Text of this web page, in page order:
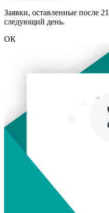
Заявки, оставленные после
следующий день.
ОК